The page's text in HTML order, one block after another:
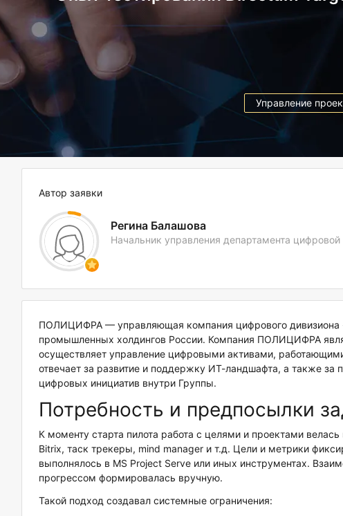
Управление
Автор заявки
Регина Балашова
Начальник управления департамента
ПОЛИЦИФРА — управляющая компания цифрового
промышленных холдингов России. Компания ПОЛИЦИФРА
осуществляет управление цифровыми активами,
отвечает за развитие и поддержку ИТ-ландшафта, а также за
цифровых инициатив внутри Группы.
Потребность и предпосылки
К моменту старта пилота работа с целями и проектами
Bitrix, таск трекеры, mind manager и т.д. Цели и метрики
выполнялось в MS Project Serve или иных инструментах.
прогрессом формировалась вручную.
Такой подход создавал системные ограничения: